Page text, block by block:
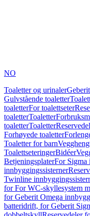
NO
Toaletter og urinaler
Gulvstående toaletter
toaletterFor toalettseter
toaletterToaletter
toaletterToaletter
Forhøyede toaletter
Toaletter for barn
ToalettseteringerBidéer
BetjeningsplaterFor Sigma
innbyggingssisterner
Twinline
for For WC-skyllesystem
for Geberit Omega
batteridrift, for Geberit